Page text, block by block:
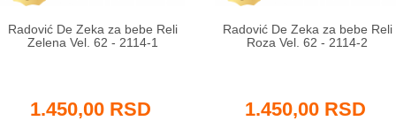
Radović De Zeka za bebe Reli
Zelena Vel. 62 - 2114-1
1.450,00 RSD
Radović De Zeka za bebe Reli
Roza Vel. 62 - 2114-2
1.450,00 RSD